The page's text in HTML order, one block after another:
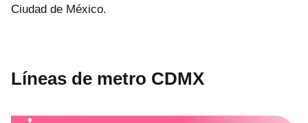
Ciudad de México.
Líneas de metro CDMX